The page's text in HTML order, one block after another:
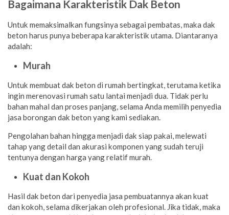
Bagaimana Karakteristik Dak Beton
Untuk memaksimalkan fungsinya sebagai pembatas, maka dak
beton harus punya beberapa karakteristik utama. Diantaranya
adalah:
Murah
Untuk membuat dak beton di rumah bertingkat, terutama ketika
ingin merenovasi rumah satu lantai menjadi dua. Tidak perlu
bahan mahal dan proses panjang, selama Anda memilih penyedia
jasa borongan dak beton yang kami sediakan.
Pengolahan bahan hingga menjadi dak siap pakai, melewati
tahap yang detail dan akurasi komponen yang sudah teruji
tentunya dengan harga yang relatif murah.
Kuat dan Kokoh
Hasil dak beton dari penyedia jasa pembuatannya akan kuat
dan kokoh, selama dikerjakan oleh profesional. Jika tidak, maka